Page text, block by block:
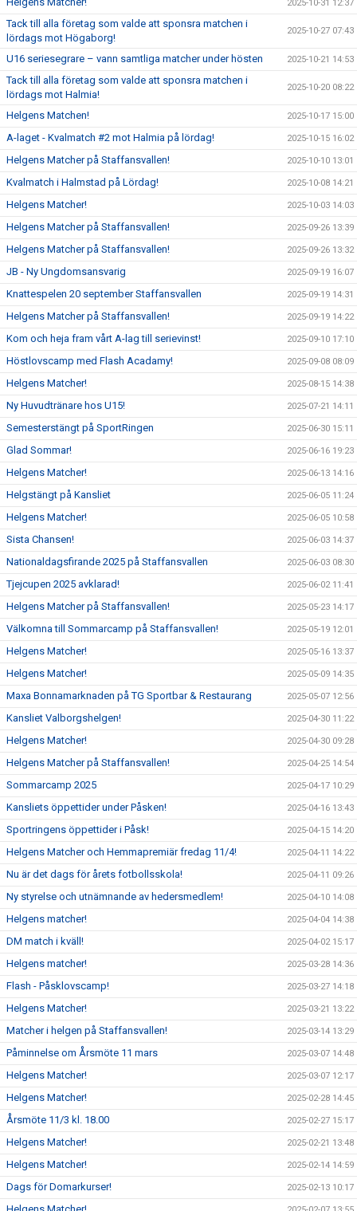
2025-10-31 12:37
Tack till alla företag som valde att sponsra matchen i
lördags mot Högaborg!
2025-10-27 07:43
U16 seriesegrare – vann samtliga matcher under hösten 2025-10-21 14:53
Tack till alla företag som valde att sponsra matchen i
lördags mot Halmia!
2025-10-20 08:22
Helgens Matchen! 2025-10-17 15:00
A-laget - Kvalmatch #2 mot Halmia på lördag! 2025-10-15 16:02
Helgens Matcher på Staffansvallen! 2025-10-10 13:01
Kvalmatch i Halmstad på Lördag! 2025-10-08 14:21
Helgens Matcher! 2025-10-03 14:03
Helgens Matcher på Staffansvallen! 2025-09-26 13:39
Helgens Matcher på Staffansvallen! 2025-09-26 13:32
JB - Ny Ungdomsansvarig 2025-09-19 16:07
Knattespelen 20 september Staffansvallen 2025-09-19 14:31
Helgens Matcher på Staffansvallen! 2025-09-19 14:22
Kom och heja fram vårt A-lag till serievinst! 2025-09-10 17:10
Höstlovscamp med Flash Acadamy! 2025-09-08 08:09
Helgens Matcher! 2025-08-15 14:38
Ny Huvudtränare hos U15! 2025-07-21 14:11
Semesterstängt på SportRingen 2025-06-30 15:11
Glad Sommar! 2025-06-16 19:23
Helgens Matcher! 2025-06-13 14:16
Helgstängt på Kansliet 2025-06-05 11:24
Helgens Matcher! 2025-06-05 10:58
Sista Chansen! 2025-06-03 14:37
Nationaldagsfirande 2025 på Staffansvallen 2025-06-03 08:30
Tjejcupen 2025 avklarad! 2025-06-02 11:41
Helgens Matcher på Staffansvallen! 2025-05-23 14:17
Välkomna till Sommarcamp på Staffansvallen! 2025-05-19 12:01
Helgens Matcher! 2025-05-16 13:37
Helgens Matcher! 2025-05-09 14:35
Maxa Bonnamarknaden på TG Sportbar & Restaurang 2025-05-07 12:56
Kansliet Valborgshelgen! 2025-04-30 11:22
Helgens Matcher! 2025-04-30 09:28
Helgens Matcher på Staffansvallen! 2025-04-25 14:54
Sommarcamp 2025 2025-04-17 10:29
Kansliets öppettider under Påsken! 2025-04-16 13:43
Sportringens öppettider i Påsk! 2025-04-15 14:20
Helgens Matcher och Hemmapremiär fredag 11/4! 2025-04-11 14:22
Nu är det dags för årets fotbollsskola! 2025-04-11 09:26
Ny styrelse och utnämnande av hedersmedlem! 2025-04-10 14:08
Helgens matcher! 2025-04-04 14:38
DM match i kväll! 2025-04-02 15:17
Helgens matcher! 2025-03-28 14:36
Flash - Påsklovscamp! 2025-03-27 14:18
Helgens Matcher! 2025-03-21 13:22
Matcher i helgen på Staffansvallen! 2025-03-14 13:29
Påminnelse om Årsmöte 11 mars 2025-03-07 14:48
Helgens Matcher! 2025-03-07 12:17
Helgens Matcher! 2025-02-28 14:45
Årsmöte 11/3 kl. 18.00 2025-02-27 15:17
Helgens Matcher! 2025-02-21 13:48
Helgens Matcher! 2025-02-14 14:59
Dags för Domarkurser! 2025-02-13 10:17